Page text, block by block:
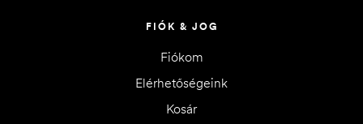
FIÓK & JOG
Fiókom
Elérhetőségeink
Kosár